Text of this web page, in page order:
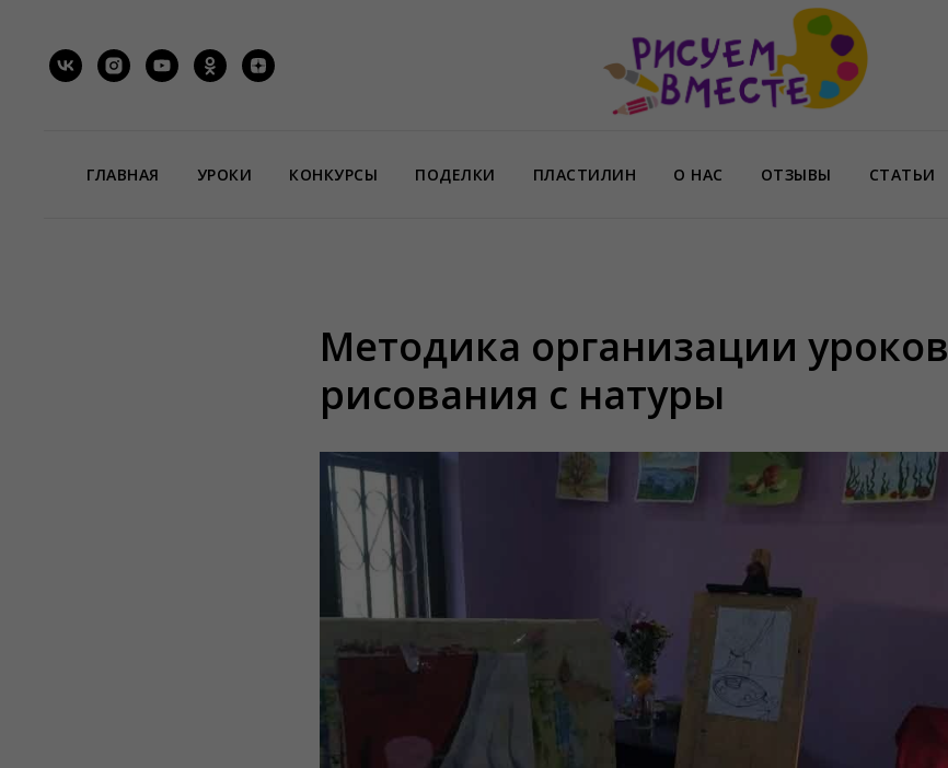
ГЛАВНАЯ УРОКИ КОНКУРСЫ ПОДЕЛКИ ПЛАСТИЛИН О НАС ОТЗЫВЫ СТАТЬИ
Методика организации уроков
рисования с натуры